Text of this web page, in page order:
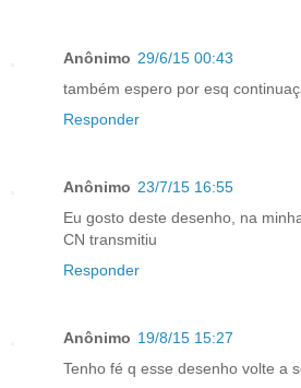
Anônimo 29/6/15 00:43
também espero por esq
Responder
Anônimo 23/7/15 16:55
Eu gosto deste desenho, na
CN transmitiu
Responder
Anônimo 19/8/15 15:27
Tenho fé q esse desenho volte a